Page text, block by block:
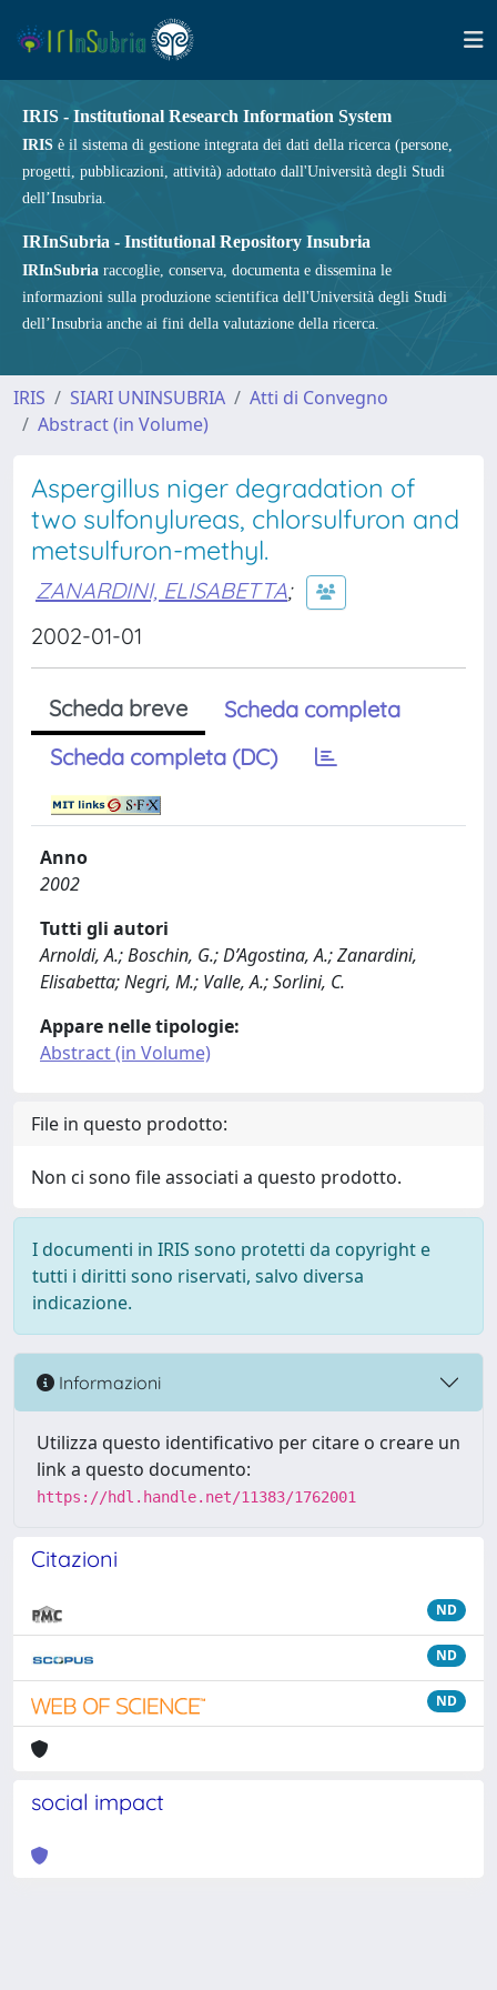
IRIS - Institutional Research Information System
IRIS è il sistema di gestione integrata dei dati della ricerca (persone,
progetti, pubblicazioni, attività) adottato dall'Università degli Studi
dell’Insubria.
IRInSubria - Institutional Repository Insubria
IRInSubria raccoglie, conserva, documenta e dissemina le
informazioni sulla produzione scientifica dell'Università degli Studi
dell’Insubria anche ai fini della valutazione della ricerca.
IRIS SIARI UNINSUBRIA
Atti di Convegno
Abstract (in Volume)
Aspergillus niger degradation of
two sulfonylureas, chlorsulfuron and
metsulfuron-methyl.
ZANARDINI, ELISABETTA;
2002-01-01
Scheda breve
Scheda completa
Scheda completa (DC)
Anno
2002
Tutti gli autori
Arnoldi, A.; Boschin, G.; D’Agostina, A.; Zanardini,
Elisabetta; Negri, M.; Valle, A.; Sorlini, C.
Appare nelle tipologie:
Abstract (in Volume)
File in questo prodotto:
Non ci sono file associati a questo prodotto.
I documenti in IRIS sono protetti da copyright e
tutti i diritti sono riservati, salvo diversa
indicazione.
Informazioni
Utilizza questo identificativo per citare o creare un
link a questo documento:
https://hdl.handle.net/11383/1762001
Citazioni
ND
ND
ND
social impact